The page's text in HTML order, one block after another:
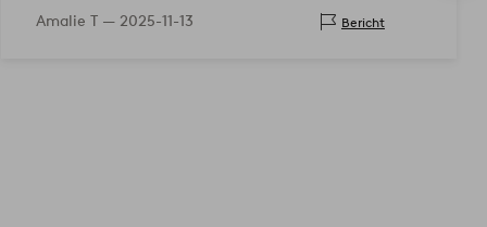
Amalie T — 2025-11-13 Bericht